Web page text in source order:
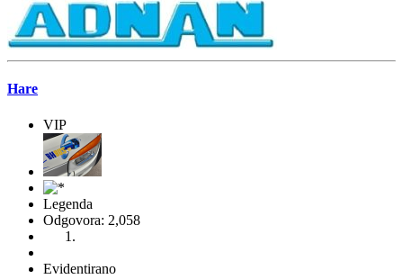
Hare
VIP
Legenda
Odgovora: 2,058
Evidentirano